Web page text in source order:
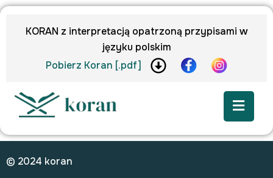
KORAN z interpretacją opatrzoną przypisami w
języku polskim
Pobierz Koran [.pdf]
© 2024 koran